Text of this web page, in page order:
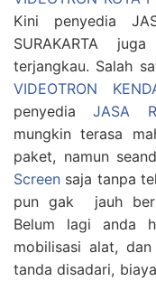
Kini penyedia
SURAKARTA
terjangkau. Salah
VIDEOTRON
penyediaJASA
mungkin terasa
paket, namun
Screen saja tanpa
pun gak jauh
Belum lagi anda
mobilisasi alat,
tanda disadari,